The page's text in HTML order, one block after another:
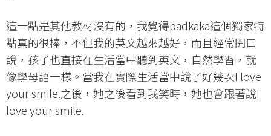
這一點是其他教材沒有的，我覺得padkaka這個獨家特
點真的很棒，不但我的英文越來越好，而且經常開口
說，孩子也直接在生活當中聽到英文，自然學習，就
像學母語一樣。當我在實際生活當中說了好幾次I love
your smile.之後，她之後看到我笑時，她也會跟著說I
love your smile.